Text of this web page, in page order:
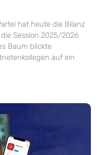
hat heute die Bilanz
Session 2025/2026
Baum blickte
auf ein